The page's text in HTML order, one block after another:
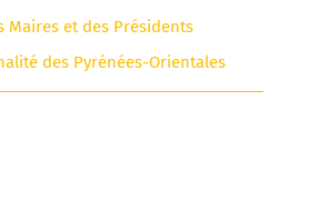
Maires et des Présidents
des Pyrénées-Orientales